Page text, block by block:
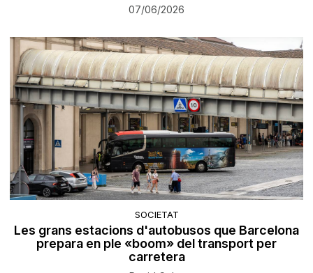
07/06/2026
SOCIETAT
Les grans estacions d'autobusos que Barcelona
prepara en ple «boom» del transport per
carretera